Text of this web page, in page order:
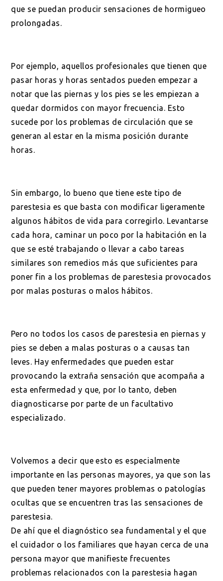
que se puedan producir sensaciones de hormigueo
prolongadas.
Por ejemplo, aquellos profesionales que tienen que
pasar horas y horas sentados pueden empezar a
notar que las piernas y los pies se les empiezan a
quedar dormidos con mayor frecuencia. Esto
sucede por los problemas de circulación que se
generan al estar en la misma posición durante
horas.
Sin embargo, lo bueno que tiene este tipo de
parestesia es que basta con modificar ligeramente
algunos hábitos de vida para corregirlo. Levantarse
cada hora, caminar un poco por la habitación en la
que se esté trabajando o llevar a cabo tareas
similares son remedios más que suficientes para
poner fin a los problemas de parestesia provocados
por malas posturas o malos hábitos.
Pero no todos los casos de parestesia en piernas y
pies se deben a malas posturas o a causas tan
leves. Hay enfermedades que pueden estar
provocando la extraña sensación que acompaña a
esta enfermedad y que, por lo tanto, deben
diagnosticarse por parte de un facultativo
especializado.
Volvemos a decir que esto es especialmente
importante en las personas mayores, ya que son las
que pueden tener mayores problemas o patologías
ocultas que se encuentren tras las sensaciones de
parestesia.
De ahí que el diagnóstico sea fundamental y el que
el cuidador o los familiares que hayan cerca de una
persona mayor que manifieste frecuentes
problemas relacionados con la parestesia hagan